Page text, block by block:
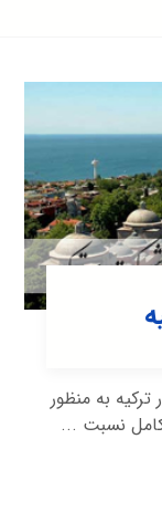
به منظور
نسبت ...